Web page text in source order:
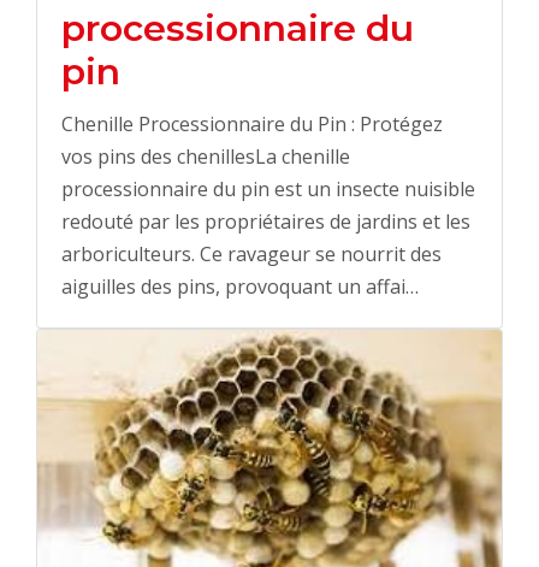
processionnaire du
pin
Chenille Processionnaire du Pin : Protégez
vos pins des chenillesLa chenille
processionnaire du pin est un insecte nuisible
redouté par les propriétaires de jardins et les
arboriculteurs. Ce ravageur se nourrit des
aiguilles des pins, provoquant un affai…